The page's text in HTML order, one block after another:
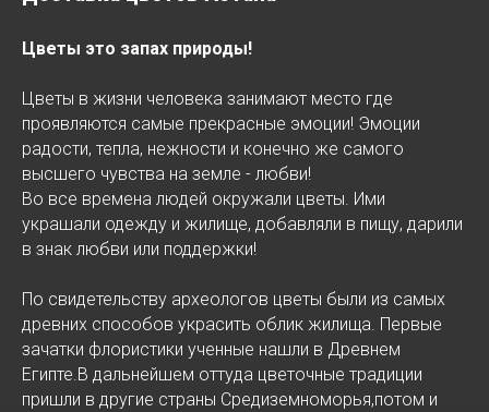
Цветы это запах природы!
Цветы в жизни человека занимают место где
проявляются самые прекрасные эмоции! Эмоции
радости, тепла, нежности и конечно же самого
высшего чувства на земле - любви!
Во все времена людей окружали цветы. Ими
украшали одежду и жилище, добавляли в пищу, дарили
в знак любви или поддержки!
По свидетельству археологов цветы были из самых
древних способов украсить облик жилища. Первые
зачатки флористики ученные нашли в Древнем
Египте.В дальнейшем оттуда цветочные традиции
пришли в другие страны Средиземноморья,потом и